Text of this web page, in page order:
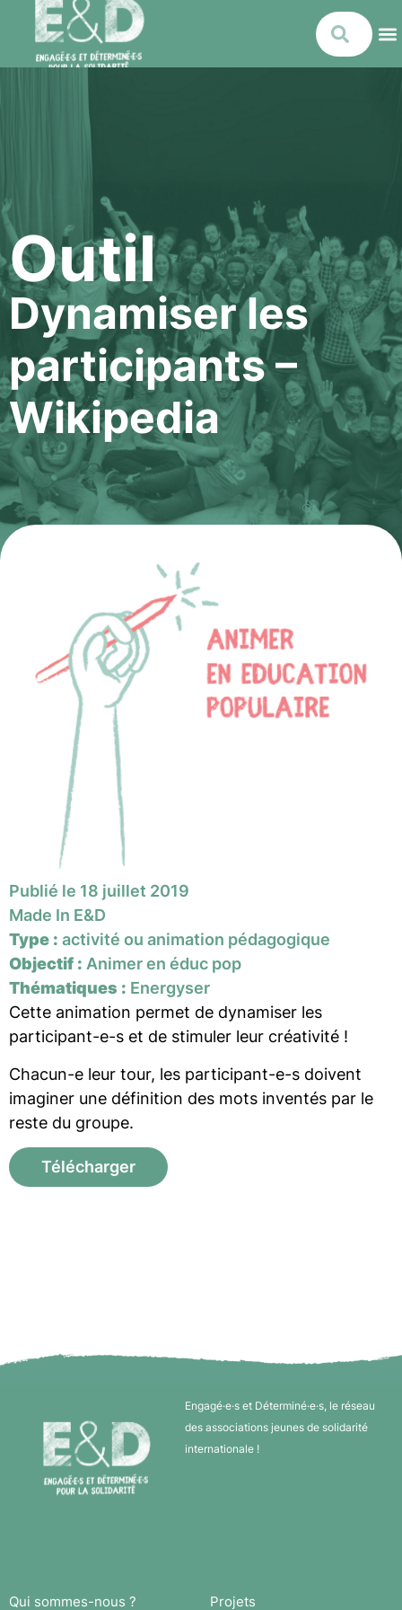
Outil
Dynamiser les
participants –
Wikipedia
Publié le 18 juillet 2019
Made In E&D
Type : activité ou animation pédagogique
Objectif : Animer en éduc pop
Thématiques : Energyser
Cette animation permet de dynamiser les
participant-e-s et de stimuler leur créativité !
Chacun-e leur tour, les participant-e-s doivent
imaginer une définition des mots inventés par le
reste du groupe.
Télécharger
Engagé·e·s et Déterminé·e·s, le réseau
des associations jeunes de solidarité
internationale !
Qui sommes-nous ? Projets